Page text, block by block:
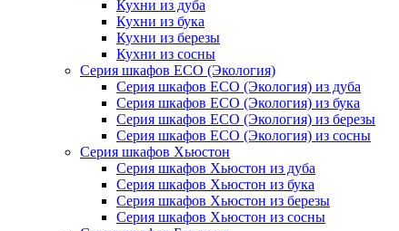
Кухни из дуба
Кухни из бука
Кухни из березы
Кухни из сосны
Серия шкафов ECO (Экология)
Серия шкафов ECO (Экология) из дуба
Серия шкафов ECO (Экология) из бука
Серия шкафов ECO (Экология) из березы
Серия шкафов ECO (Экология) из сосны
Серия шкафов Хьюстон
Серия шкафов Хьюстон из дуба
Серия шкафов Хьюстон из бука
Серия шкафов Хьюстон из березы
Серия шкафов Хьюстон из сосны